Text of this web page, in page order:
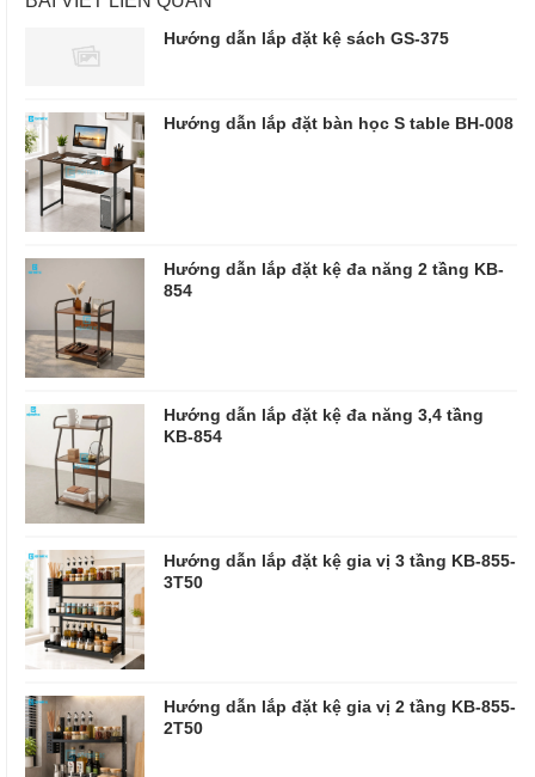
Hướng dẫn lắp đặt kệ sách GS-375
Hướng dẫn lắp đặt bàn học S table BH-008
Hướng dẫn lắp đặt kệ đa năng 2 tầng KB-
854
Hướng dẫn lắp đặt kệ đa năng 3,4 tầng
KB-854
Hướng dẫn lắp đặt kệ gia vị 3 tầng KB-855-
3T50
Hướng dẫn lắp đặt kệ gia vị 2 tầng KB-855-
2T50